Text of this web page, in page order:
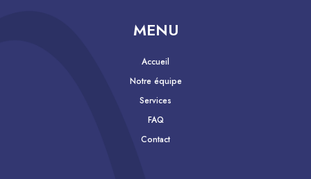
MENU
Accueil
Notre équipe
Services
FAQ
Contact